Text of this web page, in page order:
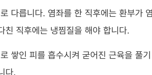
다릅니다. 염좌를 한 직후에는 환부가
친 직후에는 냉찜질을 해야 합니다.
쌓인 피를 흡수시켜 굳어진 근육을 풀
다.